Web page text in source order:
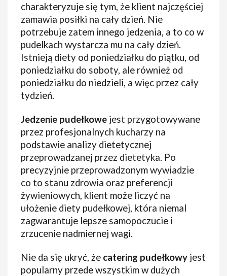
charakteryzuje się tym, że klient najczęściej
zamawia posiłki na cały dzień. Nie
potrzebuje zatem innego jedzenia, a to co w
pudelkach wystarcza mu na cały dzień.
Istnieją diety od poniedziałku do piątku, od
poniedziałku do soboty, ale również od
poniedziałku do niedzieli, a więc przez cały
tydzień.
Jedzenie pudełkowe jest przygotowywane
przez profesjonalnych kucharzy na
podstawie analizy dietetycznej
przeprowadzanej przez dietetyka. Po
precyzyjnie przeprowadzonym wywiadzie
co to stanu zdrowia oraz preferencji
żywieniowych, klient może liczyć na
ułożenie diety pudełkowej, która niemal
zagwarantuje lepsze samopoczucie i
zrzucenie nadmiernej wagi.
Nie da się ukryć, że catering pudełkowy jest
popularny przede wszystkim w dużych